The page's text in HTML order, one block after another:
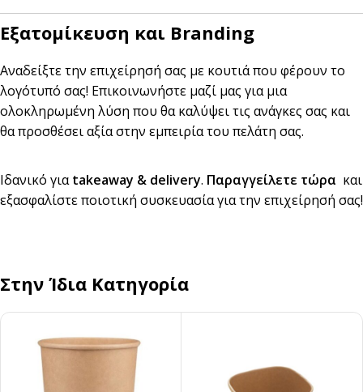
Εξατομίκευση και Branding
Αναδείξτε την επιχείρησή σας με κουτιά που φέρουν το
λογότυπό σας! Επικοινωνήστε μαζί μας για μια
ολοκληρωμένη λύση που θα καλύψει τις ανάγκες σας και
θα προσθέσει αξία στην εμπειρία του πελάτη σας.
Ιδανικό γιαtakeaway & delivery. Παραγγείλετε τώρα και
εξασφαλίστε ποιοτική συσκευασία για την επιχείρησή σας!
Στην Ίδια Κατηγορία